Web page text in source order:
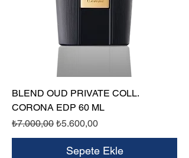
BLEND OUD PRIVATE COLL.
CORONA EDP 60 ML
Normal Fiyat
₺7.000,00 İndirimli Fiyat
₺5.600,00
Sepete Ekle